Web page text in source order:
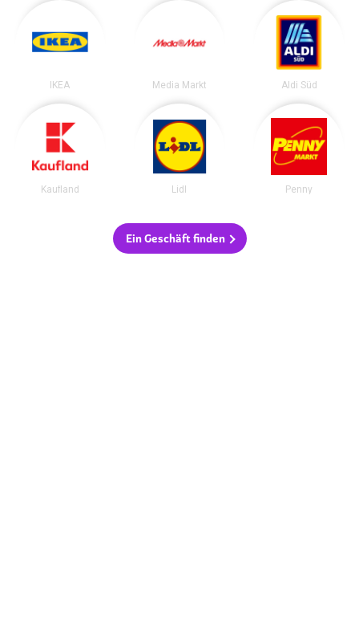
IKEA Media Markt Aldi Süd
Kaufland Lidl Penny
Ein Geschäft finden